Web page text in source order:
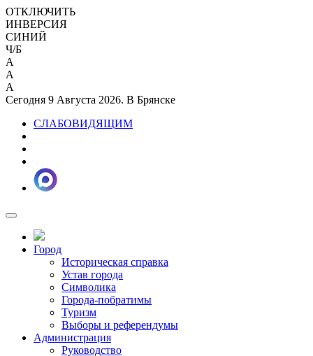
ОТКЛЮЧИТЬ
ИНВЕРСИЯ
СИНИЙ
Ч/Б
A
A
A
Сегодня 9 Августа 2026. В Брянске
СЛАБОВИДЯЩИМ
Город
Историческая справка
Устав города
Символика
Города-побратимы
Туризм
Выборы и референдумы
Администрация
Руководство